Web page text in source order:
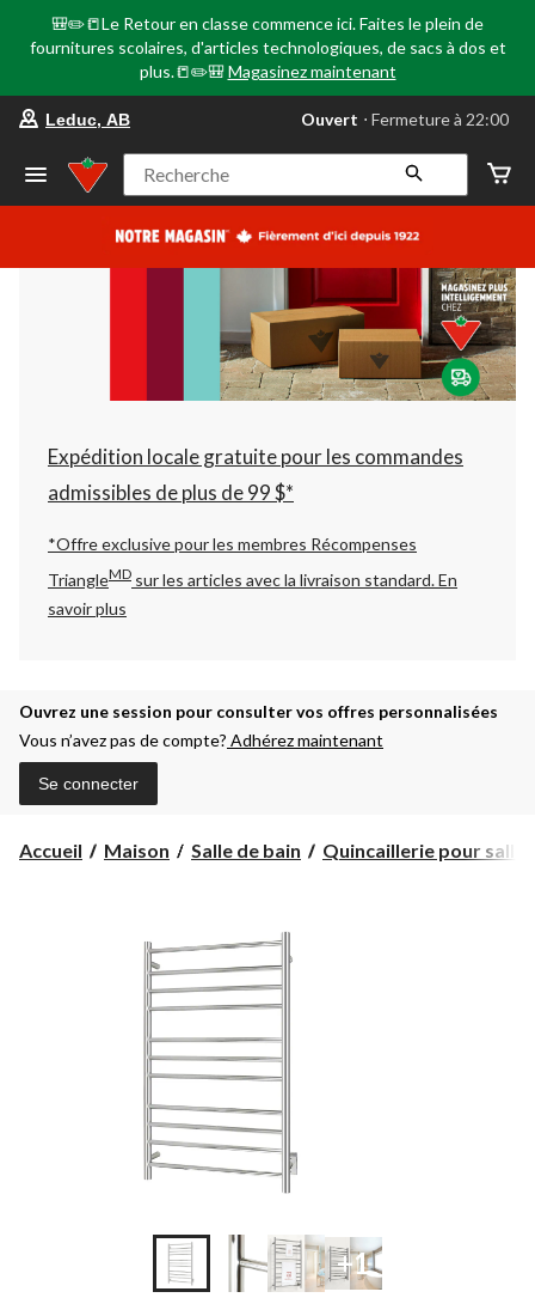
🎒✏️📒Le Retour en classe commence ici. Faites le plein de
fournitures scolaires, d'articles technologiques, de sacs à dos et
plus.📒✏️🎒 Magasinez maintenant
votre
préféré
Leduc,
AB,
courament
Fermeture
à
22:00
cliquer
pour
changer
Leduc, AB Ouvert ⋅ Fermeture à 22:00
Recherche
Expédition locale gratuite pour les commandes
admissibles de plus de 99 $*
*Offre exclusive pour les membres Récompenses
TriangleMD sur les articles avec la livraison standard.En
savoir plus
Ouvrez une session pour consulter vos offres personnalisées
Vous n’avez pas de compte? Adhérez maintenant
Se connecter
Accueil Maison Salle de bain Quincaillerie pour salle
+1